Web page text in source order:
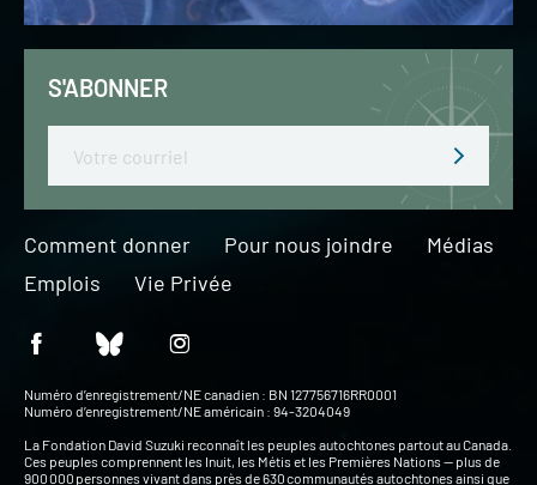
S'ABONNER
Comment donner Pour nous joindre
Médias
Emplois
Vie Privée
Numéro d’enregistrement/NE canadien : BN 127756716RR0001
Numéro d’enregistrement/NE américain : 94-3204049
La Fondation David Suzuki reconnaît les peuples autochtones partout au Canada.
Ces peuples comprennent les Inuit, les Métis et les Premières Nations — plus de
900 000 personnes vivant dans près de 630 communautés autochtones ainsi que